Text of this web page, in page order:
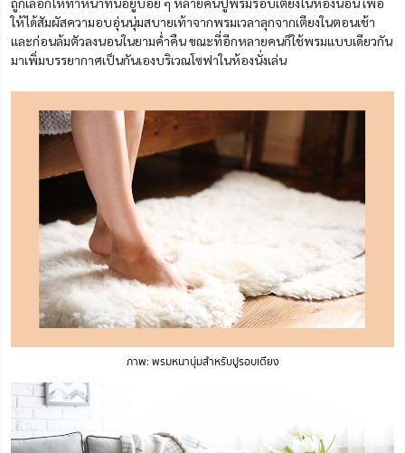
ให้ได้สัมผัสความอบอุ่นนุ่มสบายเท้าจากพรมเวลาลุกจากเตียงในตอนเช้า
และก่อนล้มตัวลงนอนในยามค่ำคืนขณะที่อีกหลายคนก็ใช้พรมแบบเดียวกัน
มาเพิ่มบรรยากาศเป็นกันเองบริเวณโซฟาในห้องนั่งเล่น
ภาพ: พรมหนานุ่มสำหรับปูรอบเตียง